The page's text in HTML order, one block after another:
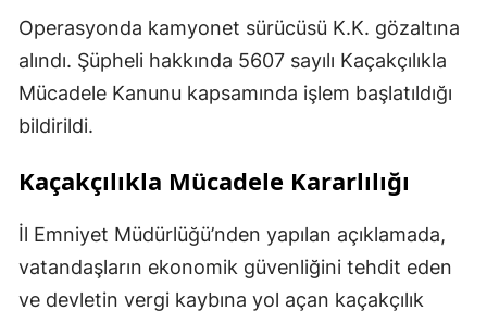
Operasyonda kamyonet sürücüsü K.K. gözaltına
alındı. Şüpheli hakkında 5607 sayılı Kaçakçılıkla
Mücadele Kanunu kapsamında işlem başlatıldığı
bildirildi.
Kaçakçılıkla Mücadele Kararlılığı
İl Emniyet Müdürlüğü’nden yapılan açıklamada,
vatandaşların ekonomik güvenliğini tehdit eden
ve devletin vergi kaybına yol açan kaçakçılık